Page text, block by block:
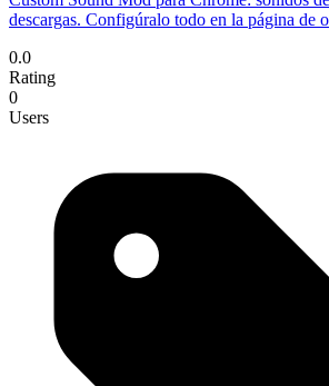
descargas. Configúralo todo en la página de
0.0
Rating
0
Users